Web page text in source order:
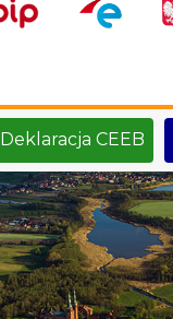
Deklaracja CEEB